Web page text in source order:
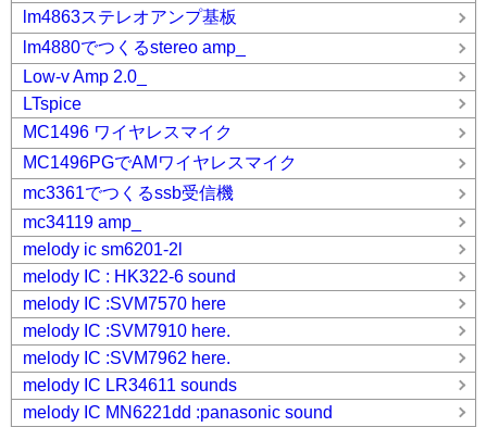
lm4863ステレオアンプ基板
lm4880でつくるstereo amp_
Low-v Amp 2.0_
LTspice
MC1496 ワイヤレスマイク
MC1496PGでAMワイヤレスマイク
mc3361でつくるssb受信機
mc34119 amp_
melody ic sm6201-2l
melody IC : HK322-6 sound
melody IC :SVM7570 here
melody IC :SVM7910 here.
melody IC :SVM7962 here.
melody IC LR34611 sounds
melody IC MN6221dd :panasonic sound